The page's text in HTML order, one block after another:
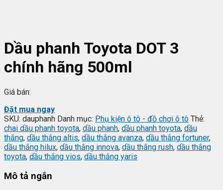
Dầu phanh Toyota DOT 3
chính hãng 500ml
Giá bán:
Đặt mua ngay
SKU: dauphanh Danh mục: Phụ kiện ô tô - đồ chơi ô tô Thẻ:
chai dầu phanh toyota, dầu phanh, dầu phanh toyota, dầu
thắng, dầu thắng altis, dầu thắng avanza, dầu thắng fortuner,
dầu thắng hilux, dầu thắng innova, dầu thắng rush, dầu thắng
toyota, dầu thắng vios, dầu thắng yaris
Mô tả ngắn